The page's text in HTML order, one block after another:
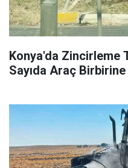
Konya'da Zincirleme
Sayıda Araç